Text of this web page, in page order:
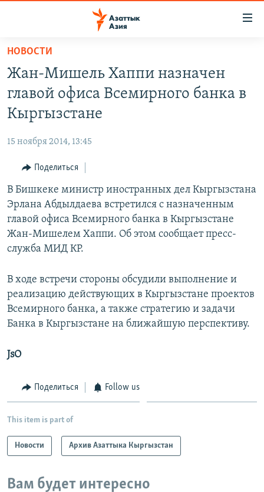
Вернуться
основному
содержанию
Вернутся
главной
навигации
Вернутся
поиску
ТАДЖИКИСТАН
ВОЙНА В УКРАИНЕ
ҚАЗАҚША
КЫРГЫЗЧА
ЎЗБЕКЧА
ТОҶИКӢ
TÜRKMENÇE
Все сайты РСЕ/РС
НОВОСТИ
Жан-Мишель Хаппи назначен
главой офиса Всемирного банка в
Кыргызстане
15 ноября 2014, 13:45
Поделиться
В Бишкеке министр иностранных дел Кыргызстана
Эрлана Абдылдаева встретился с назначенным
главой офиса Всемирного банка в Кыргызстане
Жан-Мишелем Хаппи. Об этом сообщает пресс-
служба МИД КР.
В ходе встречи стороны обсудили выполнение и
реализацию действующих в Кыргызстане проектов
Всемирного банка, а также стратегию и задачи
Банка в Кыргызстане на ближайшую перспективу.
JsO
Поделиться Follow us
This item is part of
Новости Архив Азаттыка Кыргызстан
Вам будет интересно